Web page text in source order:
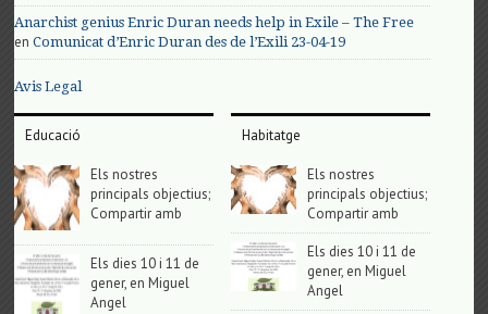
Anarchist genius Enric Duran needs help in Exile – The Free
enComunicat d’Enric Duran des de l’Exili 23-04-19
Avis Legal
Educació
Els nostres
principals objectius;
Compartir amb
Els dies 10 i 11 de
gener, en Miguel
Angel
Habitatge
Els nostres
principals objectius;
Compartir amb
Els dies 10 i 11 de
gener, en Miguel
Angel